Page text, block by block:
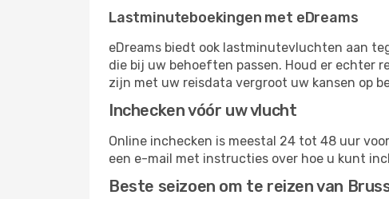
Lastminuteboekingen met eDreams
eDreams biedt ook lastminutevluchten aan
die bij uw behoeften passen. Houd er echter
zijn met uw reisdata vergroot uw kansen op
Inchecken vóór uw vlucht
Online inchecken is meestal 24 tot 48 uur
een e-mail met instructies over hoe u kunt
Beste seizoen om te reizen van